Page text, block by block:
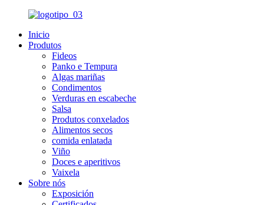
Inicio
Produtos
Fideos
Panko e Tempura
Algas mariñas
Condimentos
Verduras en escabeche
Salsa
Produtos conxelados
Alimentos secos
comida enlatada
Viño
Doces e aperitivos
Vaixela
Sobre nós
Exposición